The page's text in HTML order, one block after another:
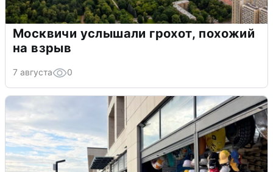
Москвичи услышали грохот, похожий
на взрыв
7 августа 0